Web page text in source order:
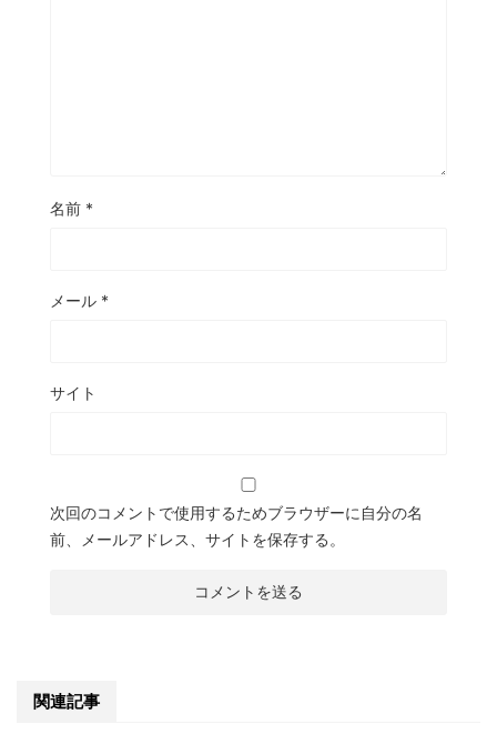
名前 *
メール *
サイト
次回のコメントで使用するためブラウザーに自分の名
前、メールアドレス、サイトを保存する。
関連記事